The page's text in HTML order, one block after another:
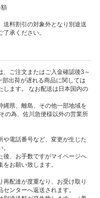
送料割引の対象外となり別途送
承ください。
、ご注文またはご入金確認後3～
出荷が遅れる商品に関しては
します。 なお配送は日本国内の
縄県、離島、その他一部地域を
の為、佐川急便様以外の営業所
電話番号など、変更が生じた
後、お手数ですがマイページへ
お願い致します。
配達が度重なり、お受け取り
ンターへ返送されます。